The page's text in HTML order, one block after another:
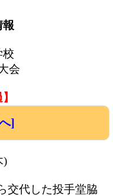
報
校
会
]
)
交代した投手堂脇